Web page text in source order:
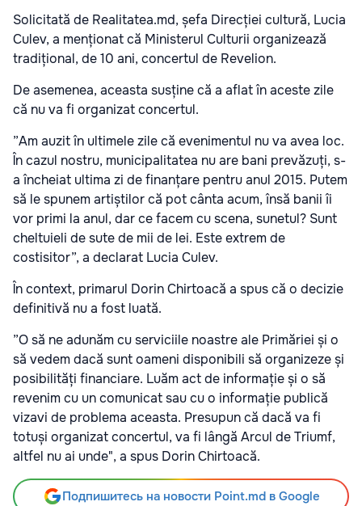
Solicitată de Realitatea.md, șefa Direcției cultură, Lucia
Culev, a menționat că Ministerul Culturii organizează
tradițional, de 10 ani, concertul de Revelion.
De asemenea, aceasta susține că a aflat în aceste zile
că nu va fi organizat concertul.
”Am auzit în ultimele zile că evenimentul nu va avea loc.
În cazul nostru, municipalitatea nu are bani prevăzuți, s-
a încheiat ultima zi de finanțare pentru anul 2015. Putem
să le spunem artiștilor că pot cânta acum, însă banii îi
vor primi la anul, dar ce facem cu scena, sunetul? Sunt
cheltuieli de sute de mii de lei. Este extrem de
costisitor”, a declarat Lucia Culev.
În context, primarul Dorin Chirtoacă a spus că o decizie
definitivă nu a fost luată.
”O să ne adunăm cu serviciile noastre ale Primăriei și o
să vedem dacă sunt oameni disponibili să organizeze și
posibilități financiare. Luăm act de informație și o să
revenim cu un comunicat sau cu o informație publică
vizavi de problema aceasta. Presupun că dacă va fi
totuși organizat concertul, va fi lângă Arcul de Triumf,
altfel nu ai unde", a spus Dorin Chirtoacă.
Подпишитесь на новости Point.md в Google